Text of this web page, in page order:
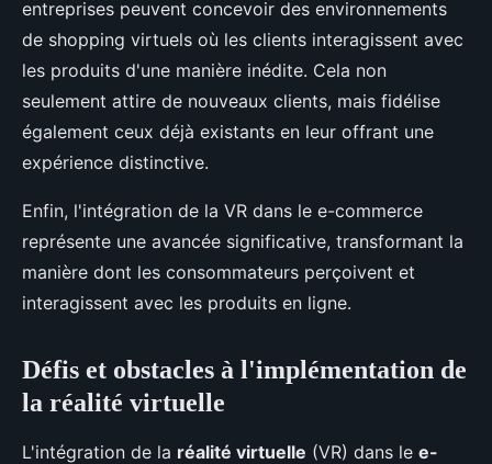
entreprises peuvent concevoir des environnements
de shopping virtuels où les clients interagissent avec
les produits d'une manière inédite. Cela non
seulement attire de nouveaux clients, mais fidélise
également ceux déjà existants en leur offrant une
expérience distinctive.
Enfin, l'intégration de la VR dans le e-commerce
représente une avancée significative, transformant la
manière dont les consommateurs perçoivent et
interagissent avec les produits en ligne.
Défis et obstacles à l'implémentation de
la réalité virtuelle
L'intégration de la réalité virtuelle (VR) dans le e-